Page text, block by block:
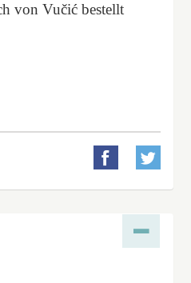
von Vučić bestellt
 